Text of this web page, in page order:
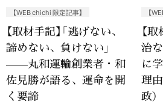
【WEB chichi 限定記事】
【取材手記】「逃げない、
諦めない、負けない」
——丸和運輸創業者・和
佐見勝が語る、運命を開
く要諦
【
【
治
に
理
政）